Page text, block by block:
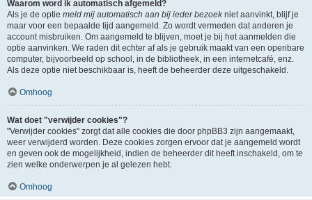
Waarom word ik automatisch afgemeld?
Als je de optie meld mij automatisch aan bij ieder bezoekniet aanvinkt, blijf je
maar voor een bepaalde tijd aangemeld. Zo wordt vermeden dat anderen je
account misbruiken. Om aangemeld te blijven, moet je bij het aanmelden die
optie aanvinken. We raden dit echter af als je gebruik maakt van een openbare
computer, bijvoorbeeld op school, in de bibliotheek, in een internetcafé, enz.
Als deze optie niet beschikbaar is, heeft de beheerder deze uitgeschakeld.
Omhoog
Wat doet "verwijder cookies"?
"Verwijder cookies" zorgt dat alle cookies die door phpBB3 zijn aangemaakt,
weer verwijderd worden. Deze cookies zorgen ervoor dat je aangemeld wordt
en geven ook de mogelijkheid, indien de beheerder dit heeft inschakeld, om te
zien welke onderwerpen je al gelezen hebt.
Omhoog